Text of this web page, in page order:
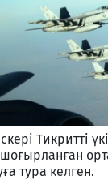
Тикритті
тура келген.